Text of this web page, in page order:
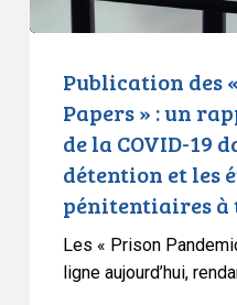
rapport
COVID-
dans
centres
Publication des
Papers » : un
de la COVID-19
détention et les
pénitentiaires à
Les « Prison
ligne aujourd’hui,